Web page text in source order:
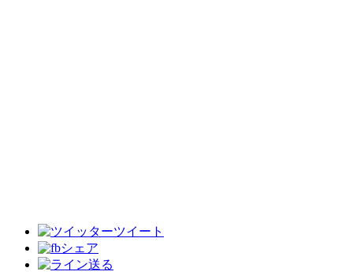
ツイート
シェア
送る